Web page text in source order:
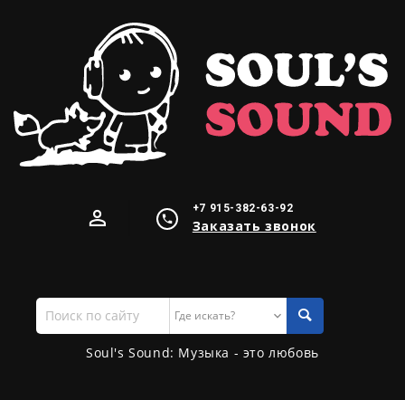
+7 915-382-63-92
Заказать звонок
Поиск
по
сайту
Soul's Sound: Музыка - это любовь